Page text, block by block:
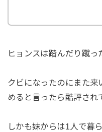
ヒョンスは踏んだり蹴っ
クビになったのにまた来
めると言ったら酷評さ
しかも妹からは1人で暮